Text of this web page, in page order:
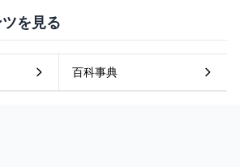
を見る
百科事典